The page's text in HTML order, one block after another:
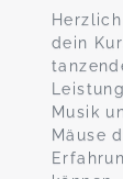
dein
Musik
Mäuse